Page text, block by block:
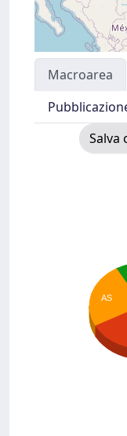
Macroarea
Salva
AS